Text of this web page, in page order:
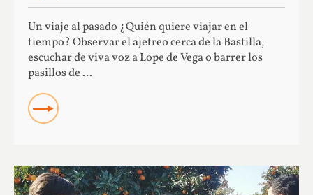
Un viaje al pasado ¿Quién quiere viajar en el
tiempo? Observar el ajetreo cerca de la Bastilla,
escuchar de viva voz a Lope de Vega o barrer los
pasillos de ...
READ